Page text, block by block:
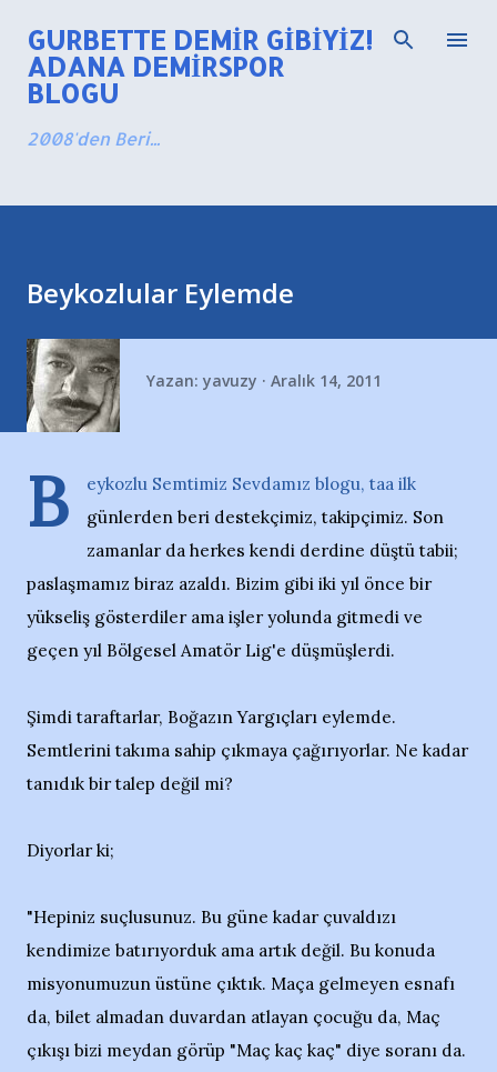
Ana içeriğe atla
GURBETTE DEMIR GIBIYIZ!
ADANA DEMIRSPOR
BLOGU
2008'den Beri...
Beykozlular Eylemde
Yazan: yavuzy Aralık 14, 2011
B
eykozlu Semtimiz Sevdamız blogu, taa ilk
günlerden beri destekçimiz, takipçimiz. Son
zamanlar da herkes kendi derdine düştü tabii;
paslaşmamız biraz azaldı. Bizim gibi iki yıl önce bir
yükseliş gösterdiler ama işler yolunda gitmedi ve
geçen yıl Bölgesel Amatör Lig'e düşmüşlerdi.
Şimdi taraftarlar, Boğazın Yargıçları eylemde.
Semtlerini takıma sahip çıkmaya çağırıyorlar. Ne kadar
tanıdık bir talep değil mi?
Diyorlar ki;
"Hepiniz suçlusunuz. Bu güne kadar çuvaldızı
kendimize batırıyorduk ama artık değil. Bu konuda
misyonumuzun üstüne çıktık. Maça gelmeyen esnafı
da, bilet almadan duvardan atlayan çocuğu da, Maç
çıkışı bizi meydan görüp "Maç kaç kaç" diye soranı da.